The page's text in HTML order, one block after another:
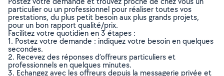
particulier ou un professionnel pour réaliser toutes vos
prestations, du plus petit besoin aux plus grands projets,
pour un bon rapport qualité/prix.
Facilitez votre quotidien en 3 étapes :
1. Postez votre demande : indiquez votre besoin en quelques
secondes.
2. Recevez des réponses d’offreurs particuliers et
professionnels en quelques minutes.
3. Echangez avec les offreurs depuis la messagerie privée et